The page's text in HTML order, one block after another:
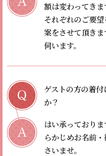
額は変わってきま
それぞれのご要
案をさせて頂き
伺います。
ゲストの方の着
か？
はい承っておりま
らかじめお名前
さいませ。